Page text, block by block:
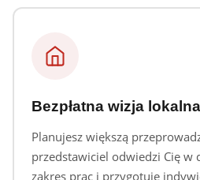
Bezpłatna wizja lokalna
Planujesz większą
przedstawiciel odwiedzi Cię w
zakres prac i przygotuje